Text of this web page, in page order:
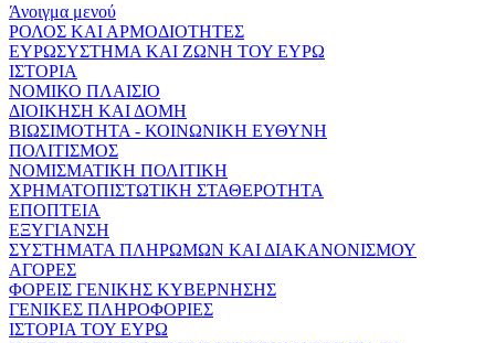
Άνοιγμα μενού
ΡΟΛΟΣ ΚΑΙ ΑΡΜΟΔΙΟΤΗΤΕΣ
ΕΥΡΩΣΥΣΤΗΜΑ ΚΑΙ ΖΩΝΗ ΤΟΥ ΕΥΡΩ
ΙΣΤΟΡΙΑ
ΝΟΜΙΚΟ ΠΛΑΙΣΙΟ
ΔΙΟΙΚΗΣΗ ΚΑΙ ΔΟΜΗ
ΒΙΩΣΙΜΟΤΗΤΑ - ΚΟΙΝΩΝΙΚΗ ΕΥΘΥΝΗ
ΠΟΛΙΤΙΣΜΟΣ
ΝΟΜΙΣΜΑΤΙΚΗ ΠΟΛΙΤΙΚΗ
ΧΡΗΜΑΤΟΠΙΣΤΩΤΙΚΗ ΣΤΑΘΕΡΟΤΗΤΑ
ΕΠΟΠΤΕΙΑ
ΕΞΥΓΙΑΝΣΗ
ΣΥΣΤΗΜΑΤΑ ΠΛΗΡΩΜΩΝ ΚΑΙ ΔΙΑΚΑΝΟΝΙΣΜΟΥ
ΑΓΟΡΕΣ
ΦΟΡΕΙΣ ΓΕΝΙΚΗΣ ΚΥΒΕΡΝΗΣΗΣ
ΓΕΝΙΚΕΣ ΠΛΗΡΟΦΟΡΙΕΣ
ΙΣΤΟΡΙΑ ΤΟΥ ΕΥΡΩ